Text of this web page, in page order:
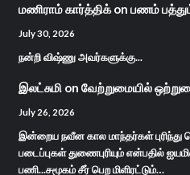
மணிராம் கார்த்திக்on பணம்
July 30, 2026
நன்றி விஷ்ணு அவர்களுக்கு...
இலட்சுமி on வேற்றுமையில்
July 26, 2026
இன்றைய நவீன கால மாந்தர்கள்
படைப்புகள் துணைபுரியும் என்பதில்
பணி...சமூகம் சீர் பெற மிளிரட்டும்…